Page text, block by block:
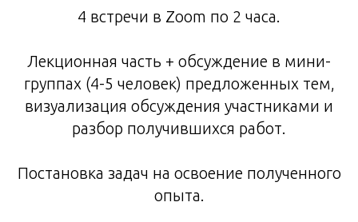
4 встречи в Zoom по 2 часа.
Лекционная часть + обсуждение в мини-
группах (4-5 человек) предложенных тем,
визуализация обсуждения участниками и
разбор получившихся работ.
Постановка задач на освоение полученного
опыта.